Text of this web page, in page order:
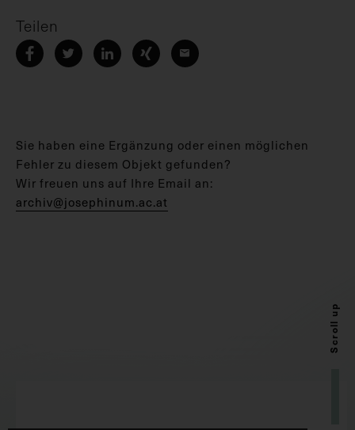
Teilen
Sie haben eine Ergänzung oder einen möglichen
Fehler zu diesem Objekt gefunden?
Wir freuen uns auf Ihre Email an:
archiv@josephinum.ac.at
Scroll up